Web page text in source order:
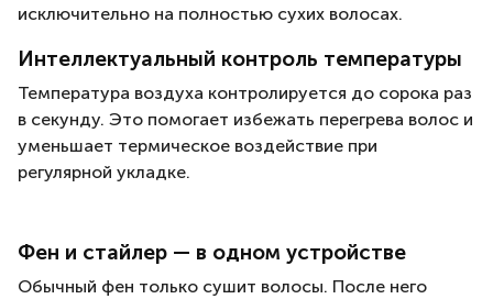
исключительно на полностью сухих волосах.
Интеллектуальный контроль температуры
Температура воздуха контролируется до сорока раз
в секунду. Это помогает избежать перегрева волос и
уменьшает термическое воздействие при
регулярной укладке.
Фен и стайлер — в одном устройстве
Обычный фен только сушит волосы. После него